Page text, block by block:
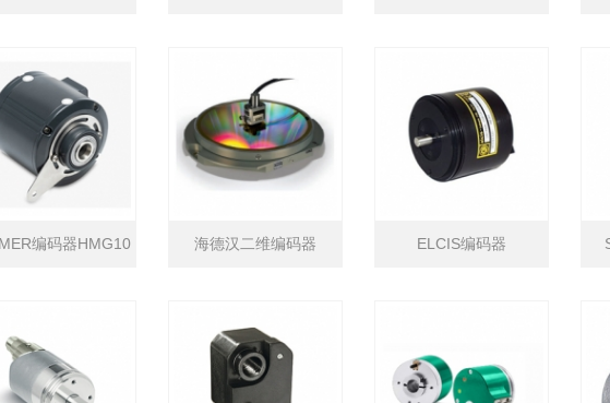
编码器HMG10 海德汉二维编码器 ELCIS编码器